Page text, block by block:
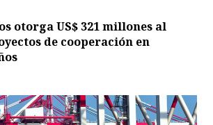
otorga US$ 321 millones al
de cooperación en